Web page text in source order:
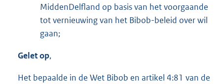
MiddenDelfland op basis van het voorgaande
tot vernieuwing van het Bibob-beleid over wil
gaan;
Gelet op,
Het bepaalde in de Wet Bibob en artikel 4:81 van de